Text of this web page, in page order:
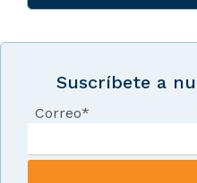
Suscríbete a
Correo*